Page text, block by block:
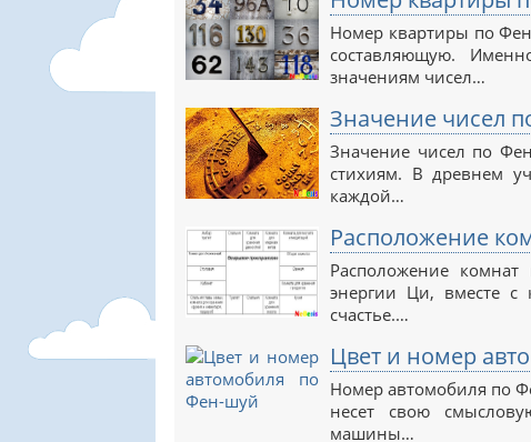
Номер квартиры по
составляющую.
значениям чисел…
Значение чисел
Значение чисел по
стихиям. В древнем
каждой…
Расположение
Расположение
энергии Ци, вместе с
счастье.…
Цвет и номер
Номер автомобиля по
несет свою
машины…